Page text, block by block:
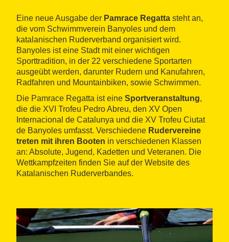
Eine neue Ausgabe der Pamrace Regatta steht an,
die vom Schwimmverein Banyoles und dem
katalanischen Ruderverband organisiert wird.
Banyoles ist eine Stadt mit einer wichtigen
Sporttradition, in der 22 verschiedene Sportarten
ausgeübt werden, darunter Rudern und Kanufahren,
Radfahren und Mountainbiken, sowie Schwimmen.
Die Pamrace Regatta ist eine Sportveranstaltung,
die die XVI Trofeu Pedro Abreu, den XV Open
Internacional de Catalunya und die XV Trofeu Ciutat
de Banyoles umfasst. Verschiedene Rudervereine
treten mit ihren Booten in verschiedenen Klassen
an: Absolute, Jugend, Kadetten und Veteranen. Die
Wettkampfzeiten finden Sie auf der Website des
Katalanischen Ruderverbandes.